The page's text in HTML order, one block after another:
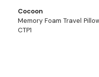
Cocoon
Memory Foam Travel
CTP1